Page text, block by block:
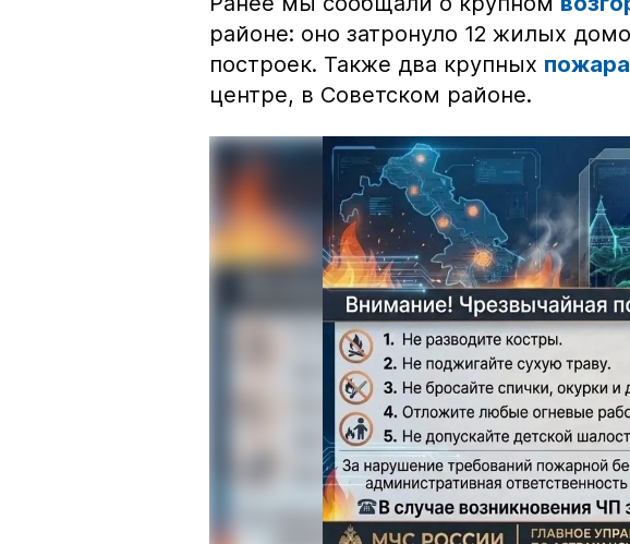
районе: оно затронуло 12 жилых
построек. Также два крупных пожара
центре, в Советском районе.